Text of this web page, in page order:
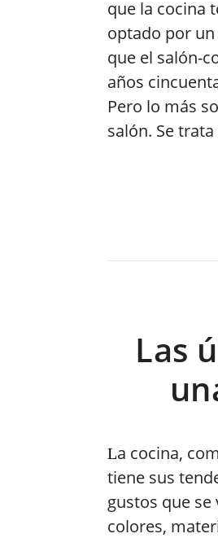
que la cocina
optado por
que el salón-
años
Pero lo más
salón. Se
Las
La cocina,
tiene sus
gustos que
colores,